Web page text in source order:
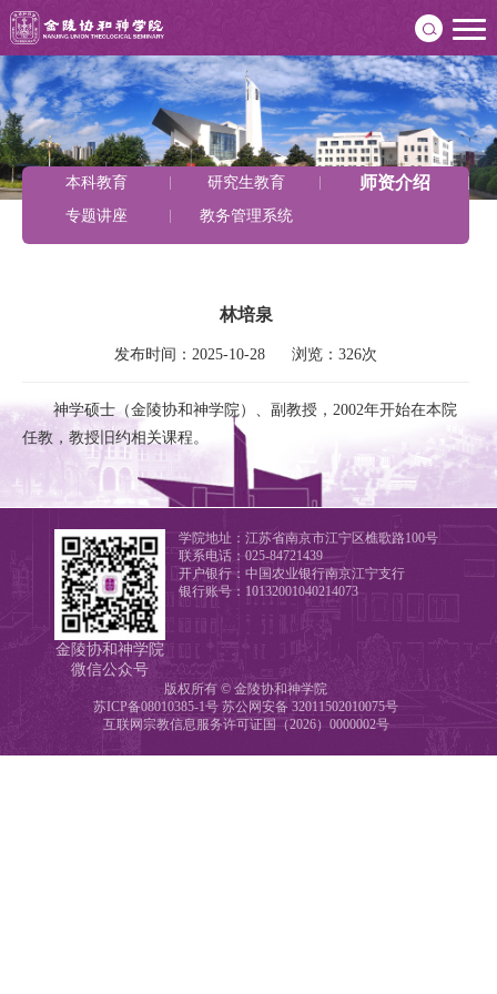
本科教育 研究生教育 师资介绍
专题讲座 教务管理系统
林培泉
发布时间：2025-10-28      浏览：326次
神学硕士（金陵协和神学院）、副教授，2002年开始在本院
任教，教授旧约相关课程。
金陵协和神学院
微信公众号
学院地址：江苏省南京市江宁区樵歌路100号
联系电话：025-84721439
开户银行：中国农业银行南京江宁支行
银行账号：10132001040214073
版权所有 © 金陵协和神学院
苏ICP备08010385-1号 苏公网安备 32011502010075号
互联网宗教信息服务许可证国（2026）0000002号